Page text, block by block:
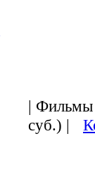
| Фильмы
суб.) |